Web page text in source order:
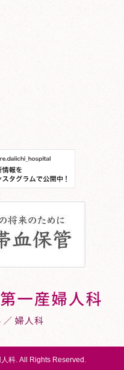
科. All Rights Reserved.